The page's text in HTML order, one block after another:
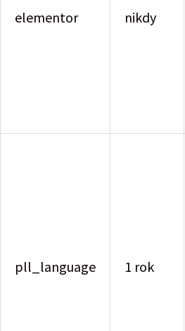
elementor nikdy
pll_language 1 rok